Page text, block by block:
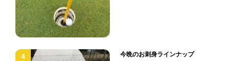
4 今晩のお刺身ラインナップ